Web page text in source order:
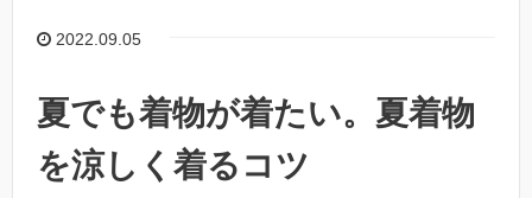
2022.09.05
夏でも着物が着たい。夏着物
を涼しく着るコツ